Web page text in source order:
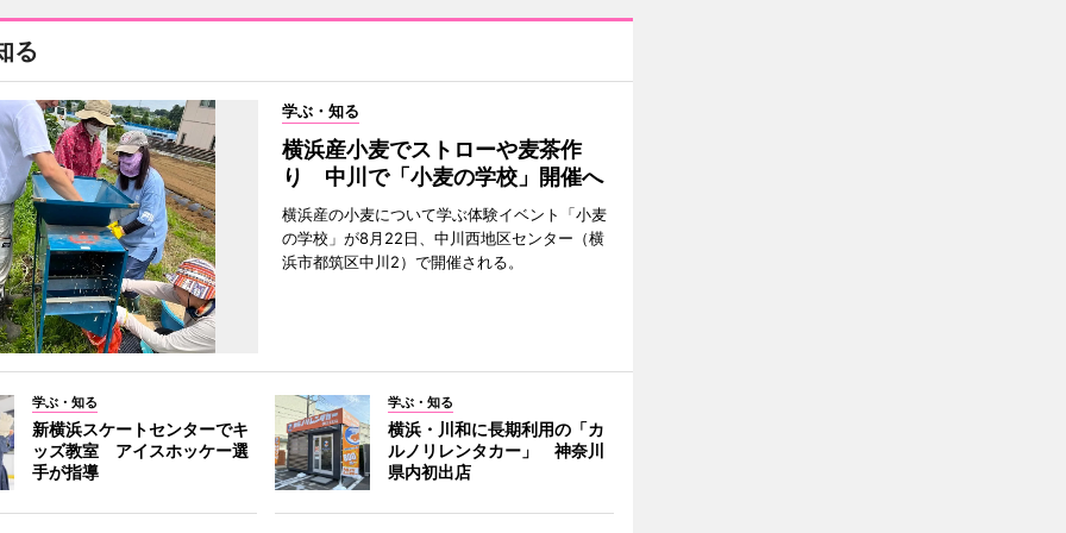
る
学ぶ・知る
横浜産小麦でストローや麦茶作
り 中川で「小麦の学校」開催へ
横浜産の小麦について学ぶ体験イベント「小麦
の学校」が8月22日、中川西地区センター（横
浜市都筑区中川2）で開催される。
学ぶ・知る
新横浜スケートセンターでキ
ッズ教室 アイスホッケー選
手が指導
学ぶ・知る
横浜・川和に長期利用の「カ
ルノリレンタカー」 神奈川
県内初出店